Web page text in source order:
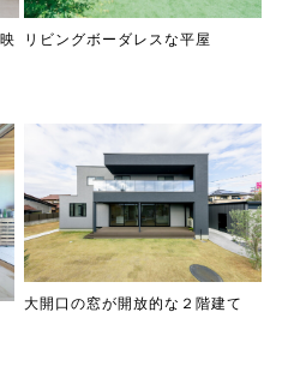
リビングボーダレスな平屋
大開口の窓が開放的な２階建て